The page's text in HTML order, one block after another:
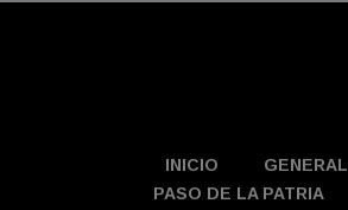
INICIO
GENERAL
PASO DE LA PATRIA